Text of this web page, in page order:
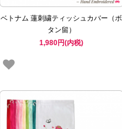
ベトナム 蓮刺繍ティッシュカバー（ボ
タン留）
1,980円(内税)